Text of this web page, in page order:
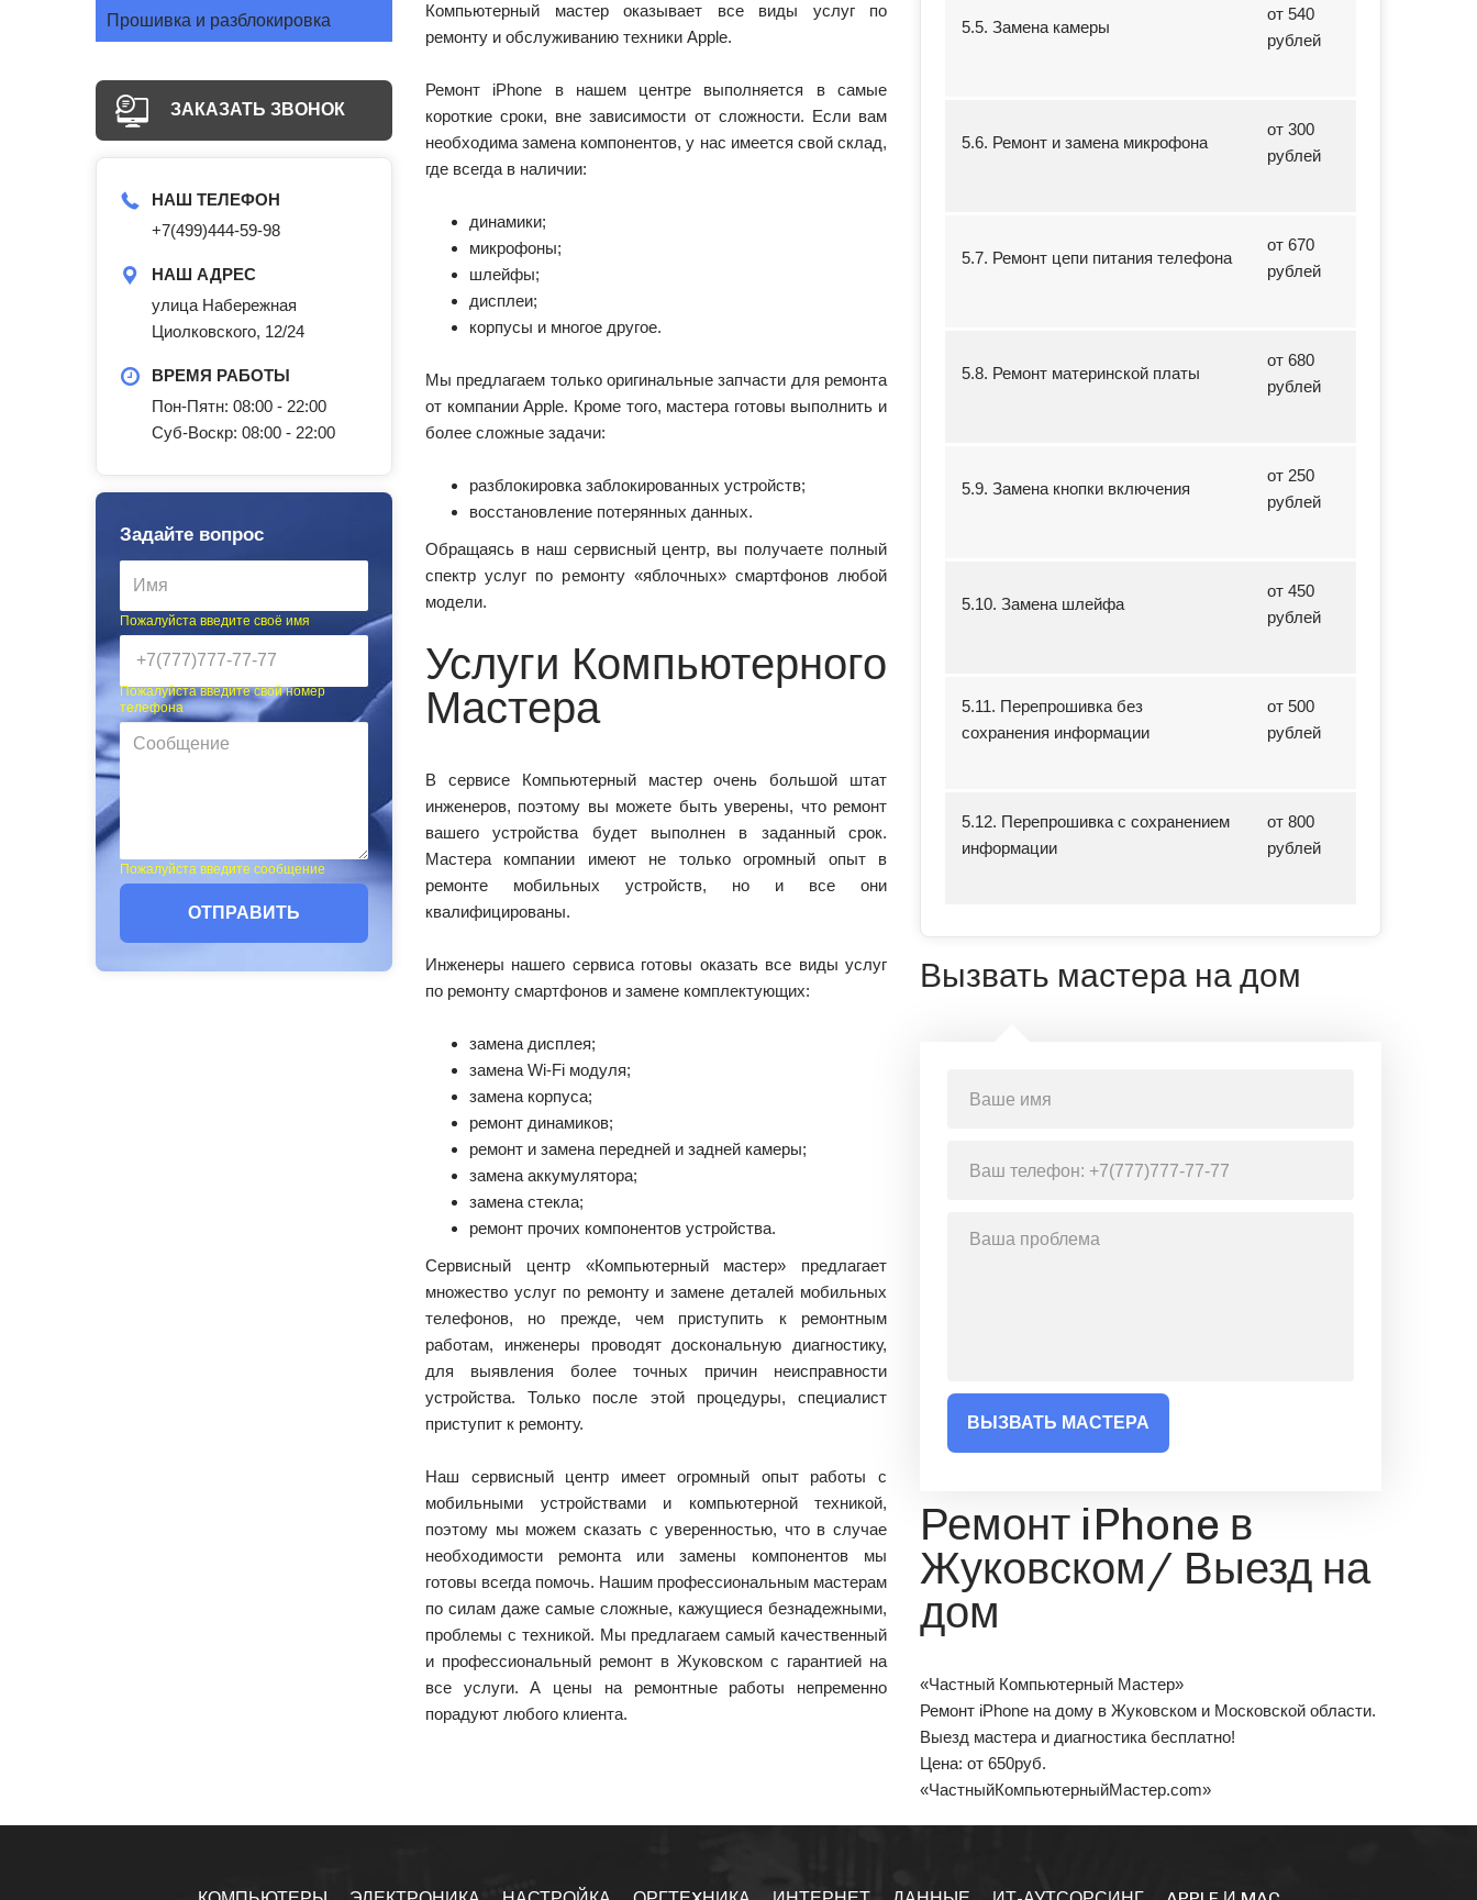
Прошивка и разблокировка
ЗАКАЗАТЬ ЗВОНОК
НАШ ТЕЛЕФОН
+7(499)444-59-98
НАШ АДРЕС
улица Набережная
Циолковского, 12/24
ВРЕМЯ РАБОТЫ
Пон-Пятн: 08:00 - 22:00
Суб-Воскр: 08:00 - 22:00
Задайте вопрос
Пожалуйста введите своё имя
Пожалуйста введите свой номер
телефона
Пожалуйста введите сообщение
ОТПРАВИТЬ
Компьютерный мастер оказывает все виды услуг по
ремонту и обслуживанию техники Apple.
Ремонт iPhone в нашем центре выполняется в самые
короткие сроки, вне зависимости от сложности. Если вам
необходима замена компонентов, у нас имеется свой склад,
где всегда в наличии:
динамики;
микрофоны;
шлейфы;
дисплеи;
корпусы и многое другое.
Мы предлагаем только оригинальные запчасти для ремонта
от компании Apple. Кроме того, мастера готовы выполнить и
более сложные задачи:
разблокировка заблокированных устройств;
восстановление потерянных данных.
Обращаясь в наш сервисный центр, вы получаете полный
спектр услуг по ремонту «яблочных» смартфонов любой
модели.
Услуги Компьютерного
Мастера
В сервисе Компьютерный мастер очень большой штат
инженеров, поэтому вы можете быть уверены, что ремонт
вашего устройства будет выполнен в заданный срок.
Мастера компании имеют не только огромный опыт в
ремонте мобильных устройств, но и все они
квалифицированы.
Инженеры нашего сервиса готовы оказать все виды услуг
по ремонту смартфонов и замене комплектующих:
замена дисплея;
замена Wi-Fi модуля;
замена корпуса;
ремонт динамиков;
ремонт и замена передней и задней камеры;
замена аккумулятора;
замена стекла;
ремонт прочих компонентов устройства.
Сервисный центр «Компьютерный мастер» предлагает
множество услуг по ремонту и замене деталей мобильных
телефонов, но прежде, чем приступить к ремонтным
работам, инженеры проводят доскональную диагностику,
для выявления более точных причин неисправности
устройства. Только после этой процедуры, специалист
приступит к ремонту.
Наш сервисный центр имеет огромный опыт работы с
мобильными устройствами и компьютерной техникой,
поэтому мы можем сказать с уверенностью, что в случае
необходимости ремонта или замены компонентов мы
готовы всегда помочь. Нашим профессиональным мастерам
по силам даже самые сложные, кажущиеся безнадежными,
проблемы с техникой. Мы предлагаем самый качественный
и профессиональный ремонт в Жуковском с гарантией на
все услуги. А цены на ремонтные работы непременно
порадуют любого клиента.
5.5. Замена камеры
от 540
рублей
5.6. Ремонт и замена микрофона
от 300
рублей
5.7. Ремонт цепи питания телефона
от 670
рублей
5.8. Ремонт материнской платы
от 680
рублей
5.9. Замена кнопки включения
от 250
рублей
5.10. Замена шлейфа
от 450
рублей
5.11. Перепрошивка без
сохранения информации
от 500
рублей
5.12. Перепрошивка с сохранением
информации
от 800
рублей
Вызвать мастера на дом
ВЫЗВАТЬ МАСТЕРА
Ремонт iPhone в
Жуковском/ Выезд на
дом
«Частный Компьютерный Мастер»
Ремонт iPhone на дому в Жуковском и Московской области.
Выезд мастера и диагностика бесплатно!
Цена: от 650руб.
«ЧастныйКомпьютерныйМастер.com»